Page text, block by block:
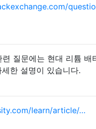
질문에는 현대 리튬 배
한 설명이 있습니다.
learn/article/…